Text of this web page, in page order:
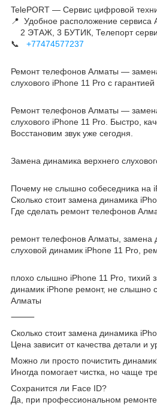
TelePORT — Сервис цифровой
📍 Удобное расположение
2 ЭТАЖ, 3 БУТИК, Телепорт
📞
+77474577237
Ремонт телефонов Алматы —
слухового iPhone 11 Pro с гарантией
Ремонт телефонов Алматы —
слухового iPhone 11 Pro. Быстро,
Восстановим звук уже сегодня.
Замена динамика верхнего
Почему не слышно собеседника на
Сколько стоит замена динамика
Где сделать ремонт телефонов
ремонт телефонов Алматы, замена
слуховой динамик iPhone 11 Pro,
плохо слышно iPhone 11 Pro, тихий
динамик iPhone ремонт, не слышно
Алматы
⸻
Сколько стоит замена динамика
Цена зависит от качества детали и
Можно ли просто почистить
Иногда помогает чистка, но чаще
Сохранится ли Face ID?
Да, при профессиональном